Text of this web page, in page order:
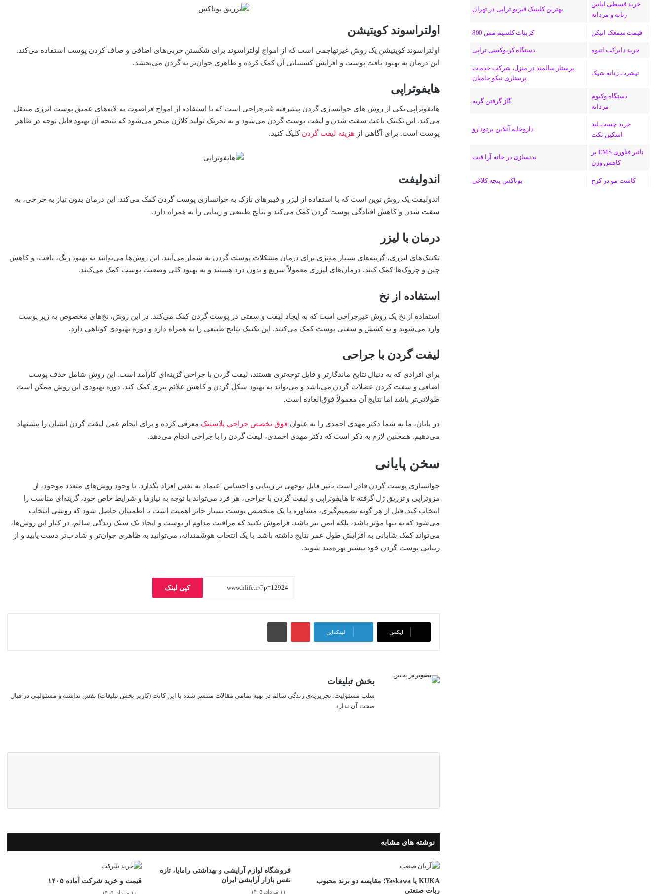
اولتراسوند کویتیشن
اولتراسوند کویتیشن یک روش غیرتهاجمی است که از امواج اولتراسوند برای شکستن چربی‌های اضافی و صاف کردن پوست استفاده می‌کند.
این درمان به بهبود بافت پوست و افزایش کشسانی آن کمک کرده و ظاهری جوان‌تر به گردن می‌بخشد.
هایفوتراپی
هایفوتراپی یکی از روش های جوانسازی گردن پیشرفته غیرجراحی است که با استفاده از امواج فراصوت به لایه‌های عمیق پوست انرژی منتقل
می‌کند. این تکنیک باعث سفت شدن و لیفت پوست گردن می‌شود و به تحریک تولید کلاژن منجر می‌شود که نتیجه آن بهبود قابل توجه در ظاهر
پوست است. برای آگاهی از هزینه لیفت گردن کلیک کنید.
اندولیفت
اندولیفت یک روش نوین است که با استفاده از لیزر و فیبرهای نازک به جوانسازی پوست گردن کمک می‌کند. این درمان بدون نیاز به جراحی، به
سفت شدن و کاهش افتادگی پوست گردن کمک می‌کند و نتایج طبیعی و زیبایی را به همراه دارد.
درمان با لیزر
تکنیک‌های لیزری، گزینه‌های بسیار مؤثری برای درمان مشکلات پوست گردن به شمار می‌آیند. این روش‌ها می‌توانند به بهبود رنگ، بافت، و کاهش
چین و چروک‌ها کمک کنند. درمان‌های لیزری معمولاً سریع و بدون درد هستند و به بهبود کلی وضعیت پوست کمک می‌کنند.
استفاده از نخ
استفاده از نخ یک روش غیرجراحی است که به ایجاد لیفت و سفتی در پوست گردن کمک می‌کند. در این روش، نخ‌های مخصوص به زیر پوست
وارد می‌شوند و به کشش و سفتی پوست کمک می‌کنند. این تکنیک نتایج طبیعی را به همراه دارد و دوره بهبودی کوتاهی دارد.
لیفت گردن با جراحی
برای افرادی که به دنبال نتایج ماندگارتر و قابل توجه‌تری هستند، لیفت گردن با جراحی گزینه‌ای کارآمد است. این روش شامل حذف پوست
اضافی و سفت کردن عضلات گردن می‌باشد و می‌تواند به بهبود شکل گردن و کاهش علائم پیری کمک کند. دوره بهبودی این روش ممکن است
طولانی‌تر باشد اما نتایج آن معمولاً فوق‌العاده است.
در پایان، ما به شما دکتر مهدی احمدی را به عنوان فوق تخصص جراحی پلاستیک معرفی کرده و برای انجام عمل لیفت گردن ایشان را پیشنهاد
‌می‌دهیم. همچنین لازم به ذکر است که دکتر مهدی احمدی، لیفت گردن را با جراحی انجام می‌دهد.
سخن پایانی
جوانسازی پوست گردن قادر است تأثیر قابل توجهی بر زیبایی و احساس اعتماد به نفس افراد بگذارد. با وجود روش‌های متعدد موجود، از
مزوتراپی و تزریق ژل گرفته تا هایفوتراپی و لیفت گردن با جراحی، هر فرد می‌تواند با توجه به نیازها و شرایط خاص خود، گزینه‌ای مناسب را
انتخاب کند. قبل از هر گونه تصمیم‌گیری، مشاوره با یک متخصص پوست بسیار حائز اهمیت است تا اطمینان حاصل شود که روشی انتخاب
می‌شود که نه تنها مؤثر باشد، بلکه ایمن نیز باشد. فراموش نکنید که مراقبت مداوم از پوست و ایجاد یک سبک زندگی سالم، در کنار این روش‌ها،
می‌تواند کمک شایانی به افزایش طول عمر نتایج داشته باشد. با یک انتخاب هوشمندانه، می‌توانید به ظاهری جوان‌تر و شاداب‌تر دست یابید و از
زیبایی پوست گردن خود بیشتر بهره‌مند شوید.
کپی لینک
ایکس لینکداین
پینتریستچاپ
بخش تبلیغات
سلب‌ مسئولیت: تحریریه‌ی زندگی سالم در تهیه‌ تمامی مقالات منتشر شده با این کانت (کاربر بخش تبلیغات) نقش نداشته و مسئولیتی در قبال
صحت آن ندارد
نوشته های مشابه
KUKA یا Yaskawa؛ مقایسه دو برند محبوب
ربات صنعتی
فروشگاه لوازم آرایشی و بهداشتی رامایا، تازه
نفس بازار آرایشی ایران
۱۱ مرداد, ۱۴۰۵
قیمت و خرید شرکت آماده ۱۴۰۵
۱۰ مرداد, ۱۴۰۵
خرید قسطی لباس
زنانه و مردانه
بهترین کلینیک فیزیو تراپی در تهران
قیمت سمعک اتیکن کربنات کلسیم مش 800
خرید دایرکت انبوه دستگاه کربوکسی تراپی
تیشرت زنانه شیک
پرستار سالمند در منزل، شرکت خدمات
پرستاری نیکو حامیان
دستگاه وکیوم
مردانه
گاز گرفتن گربه
خرید چست لید
اسکین تکت
داروخانه آنلاین پرتودارو
تاثیر فناوری EMS بر
کاهش وزن
بدنسازی در خانه آرا فیت
کاشت مو در کرج بوتاکس پنجه کلاغی